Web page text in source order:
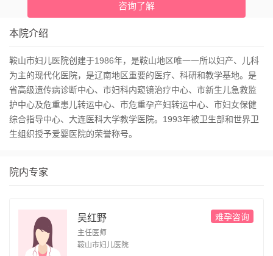
咨询了解
本院介绍
鞍山市妇儿医院创建于1986年，是鞍山地区唯一一所以妇产、儿科
为主的现代化医院，是辽南地区重要的医疗、科研和教学基地。是
省高级遗传病诊断中心、市妇科内窥镜治疗中心、市新生儿急救监
护中心及危重患儿转运中心、市危重孕产妇转运中心、市妇女保健
综合指导中心、大连医科大学教学医院。1993年被卫生部和世界卫
生组织授予爱婴医院的荣誉称号。
院内专家
吴红野
主任医师
难孕咨询
鞍山市妇儿医院